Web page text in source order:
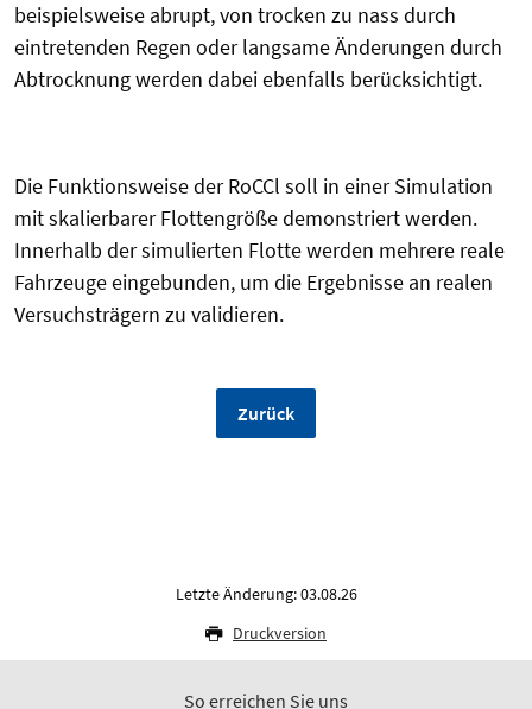
beispielsweise abrupt, von trocken zu nass durch
eintretenden Regen oder langsame Änderungen durch
Abtrocknung werden dabei ebenfalls berücksichtigt.
Die Funktionsweise der RoCCl soll in einer Simulation
mit skalierbarer Flottengröße demonstriert werden.
Innerhalb der simulierten Flotte werden mehrere reale
Fahrzeuge eingebunden, um die Ergebnisse an realen
Versuchsträgern zu validieren.
Zurück
Letzte Änderung: 03.08.26
Druckversion
So erreichen Sie uns